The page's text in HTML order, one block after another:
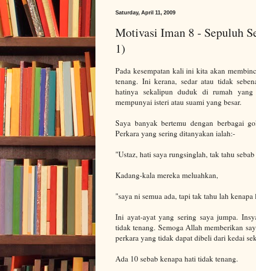
Saturday, April 11, 2009
Motivasi Iman 8 - Sepuluh
1)
Pada kesempatan kali ini kita akan
tenang. Ini kerana, sedar atau tidak
hatinya sekalipun duduk di rumah yang
mempunyai isteri atau suami yang besar.
Saya banyak bertemu dengan berbagai
Perkara yang sering ditanyakan ialah:-
"Ustaz, hati saya rungsinglah, tak tahu sebab
Kadang-kala mereka meluahkan,
"saya ni semua ada, tapi tak tahu lah
Ini ayat-ayat yang sering saya jumpa.
tidak tenang. Semoga Allah memberikan
perkara yang tidak dapat dibeli dari kedai
Ada 10 sebab kenapa hati tidak tenang.